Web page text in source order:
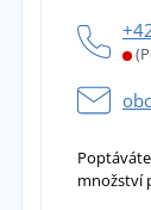
množství